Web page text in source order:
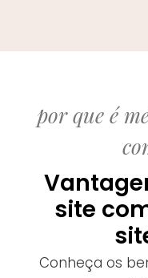
por que é
site
Conheça os